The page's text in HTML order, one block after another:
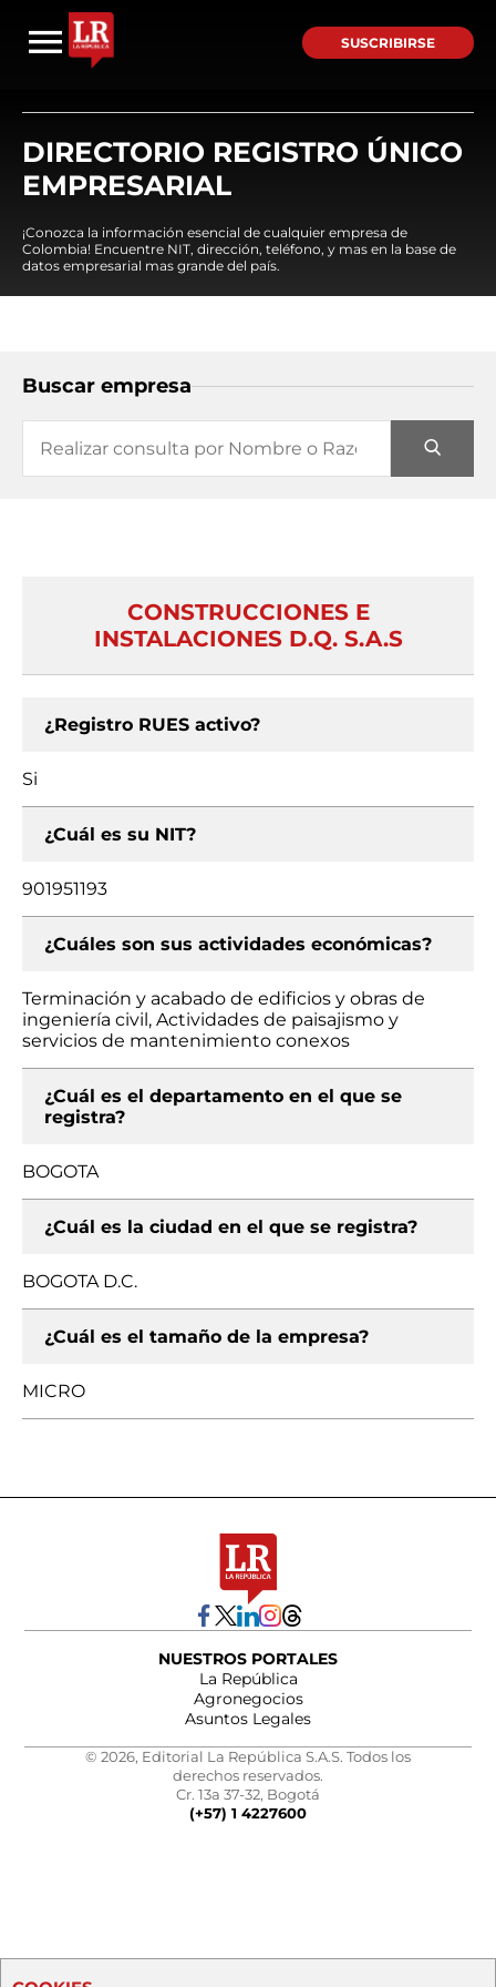
SUSCRIBIRSE
DIRECTORIO REGISTRO ÚNICO
EMPRESARIAL
¡Conozca la información esencial de cualquier empresa de
Colombia! Encuentre NIT, dirección, teléfono, y mas en la base de
datos empresarial mas grande del país.
Buscar empresa
CONSTRUCCIONES E
INSTALACIONES D.Q. S.A.S
¿Registro RUES activo?
Si
¿Cuál es su NIT?
901951193
¿Cuáles son sus actividades económicas?
Terminación y acabado de edificios y obras de
ingeniería civil, Actividades de paisajismo y
servicios de mantenimiento conexos
¿Cuál es el departamento en el que se
registra?
BOGOTA
¿Cuál es la ciudad en el que se registra?
BOGOTA D.C.
¿Cuál es el tamaño de la empresa?
MICRO
NUESTROS PORTALES
La República
Agronegocios
Asuntos Legales
© 2026, Editorial La República S.A.S. Todos los
derechos reservados.
Cr. 13a 37-32, Bogotá
(+57) 1 4227600